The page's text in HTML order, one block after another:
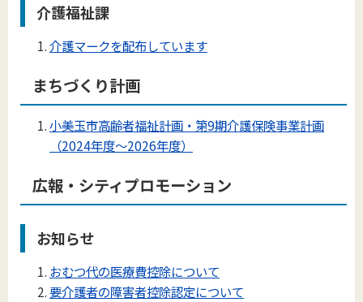
介護福祉課
介護マークを配布しています
まちづくり計画
小美玉市高齢者福祉計画・第9期介護保険事業計画
（2024年度～2026年度）
広報・シティプロモーション
お知らせ
おむつ代の医療費控除について
要介護者の障害者控除認定について